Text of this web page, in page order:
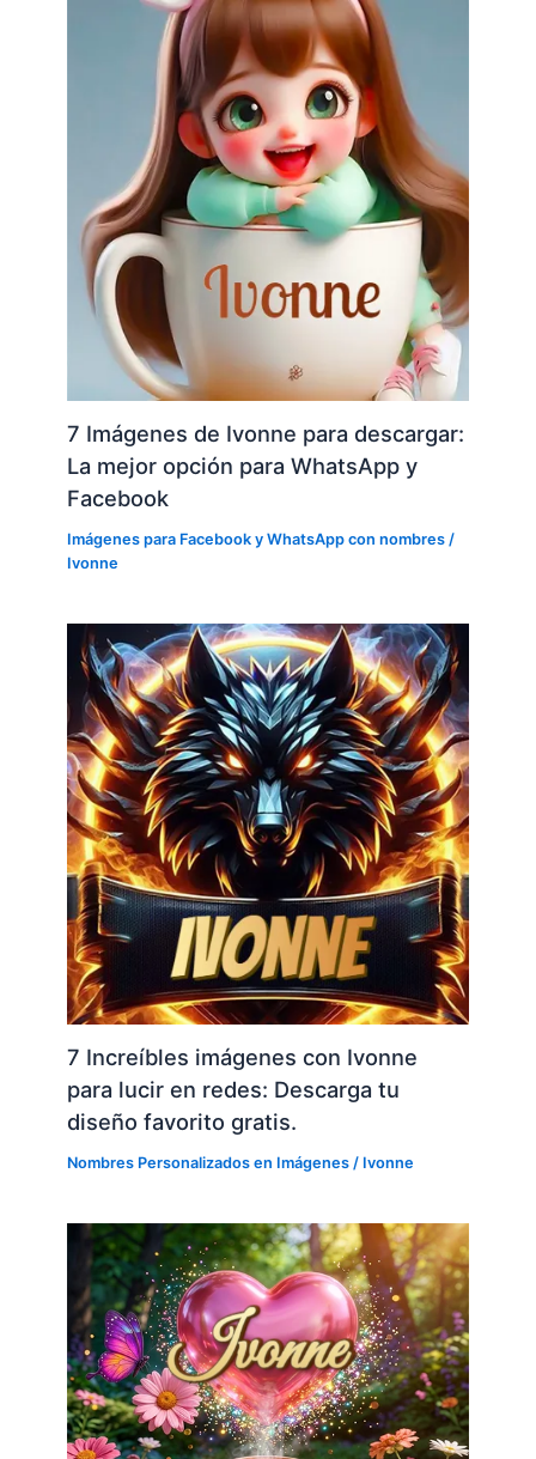
7 Imágenes de Ivonne para descargar:
La mejor opción para WhatsApp y
Facebook
Imágenes para Facebook y WhatsApp con nombres /
Ivonne
7 Increíbles imágenes con Ivonne
para lucir en redes: Descarga tu
diseño favorito gratis.
Nombres Personalizados en Imágenes / Ivonne